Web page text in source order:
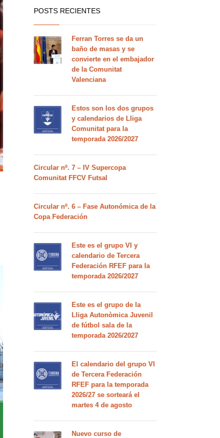
POSTS RECIENTES
Ferran Torres se da un
baño de masas y se
convierte en el embajador
de la Comunitat
Valenciana
Estos son los dos grupos
y calendarios de Lliga
Comunitat para la
temporada 2026/2027
Circular nº. 7 – IV Supercopa
Comunitat FFCV Futsal
Circular nº. 6 – Fase Autonómica de la
Copa Federación
Este es el grupo VI y
calendario de Tercera
Federación RFEF para la
temporada 2026/2027
Este es el grupo de la
Lliga Autonòmica Juvenil
de fútbol sala de la
temporada 2026/2027
El calendario del grupo VI
de Tercera Federación
RFEF para la temporada
2026/27 se sorteará el
martes 4 de agosto
Nuevo curso de